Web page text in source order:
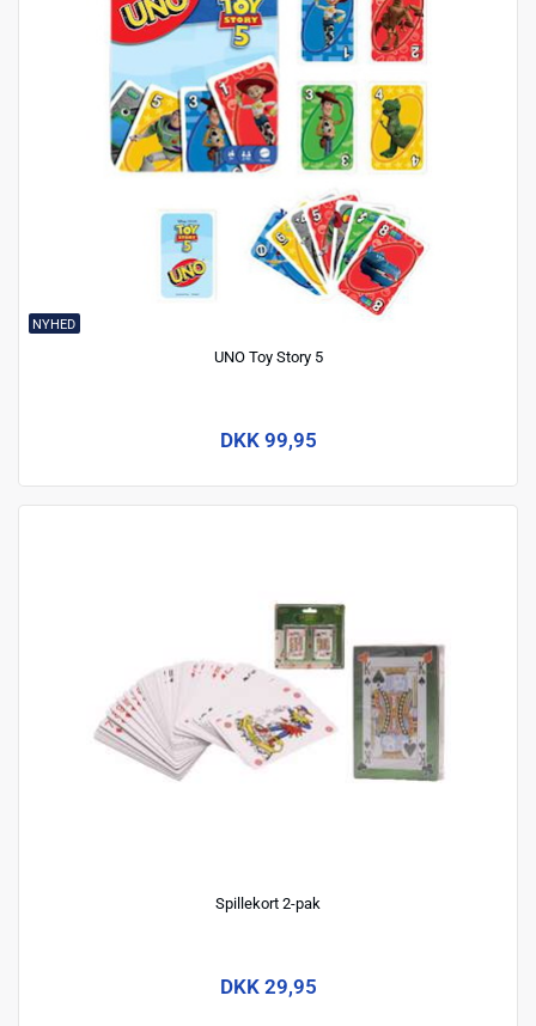
NYHED
UNO Toy Story 5
DKK 99,95
Spillekort 2-pak
DKK 29,95